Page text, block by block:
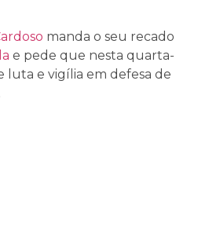
manda o seu recado
e pede que nesta quarta-
luta e vigília em defesa de